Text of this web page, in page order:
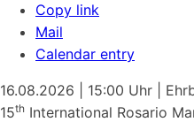
Copy link
Mail
Calendar entry
16.08.2026 | 15:00 Uhr
15th International Rosario